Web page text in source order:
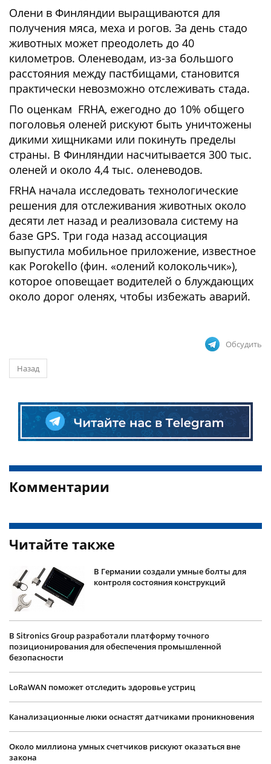
Олени в Финляндии выращиваются для
получения мяса, меха и рогов. За день стадо
животных может преодолеть до 40
километров. Оленеводам, из-за большого
расстояния между пастбищами, становится
практически невозможно отслеживать стада.
По оценкам FRHA, ежегодно до 10% общего
поголовья оленей рискуют быть уничтожены
дикими хищниками или покинуть пределы
страны. В Финляндии насчитывается 300 тыс.
оленей и около 4,4 тыс. оленеводов.
FRHA начала исследовать технологические
решения для отслеживания животных около
десяти лет назад и реализовала систему на
базе GPS. Три года назад ассоциация
выпустила мобильное приложение, известное
как Porokello (фин. «олений колокольчик»),
которое оповещает водителей о блуждающих
около дорог оленях, чтобы избежать аварий.
Обсудить
Назад
Комментарии
Читайте также
В Германии создали умные болты для
контроля состояния конструкций
В Sitronics Group разработали платформу точного
позиционирования для обеспечения промышленной
безопасности
LoRaWAN поможет отследить здоровье устриц
Канализационные люки оснастят датчиками проникновения
Около миллиона умных счетчиков рискуют оказаться вне
закона